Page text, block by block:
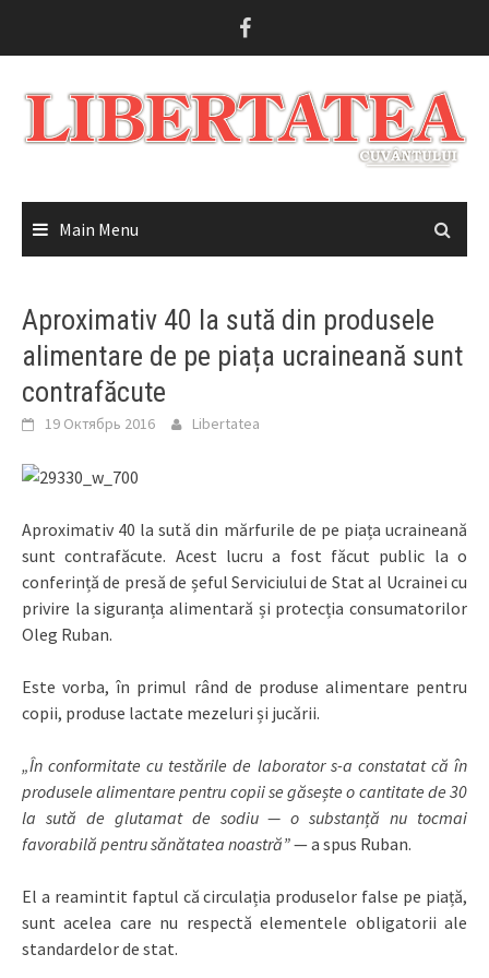
Main Menu
Aproximativ 40 la sută din produsele
alimentare de pe piața ucraineană sunt
contrafăcute
19 Октябрь 2016 Libertatea
Aproximativ 40 la sută din mărfurile de pe piața ucraineană
sunt contrafăcute. Acest lucru a fost făcut public la o
conferință de presă de șeful Serviciului de Stat al Ucrainei cu
privire la siguranța alimentară și protecția consumatorilor
Oleg Ruban.
Este vorba, în primul rând de produse alimentare pentru
copii, produse lactate mezeluri și jucării.
„În conformitate cu testările de laborator s-a constatat că în
produsele alimentare pentru copii se găsește o cantitate de 30
la sută de glutamat de sodiu — o substanță nu tocmai
favorabilă pentru sănătatea noastră”— a spus Ruban.
El a reamintit faptul că circulația produselor false pe piață,
sunt acelea care nu respectă elementele obligatorii ale
standardelor de stat.